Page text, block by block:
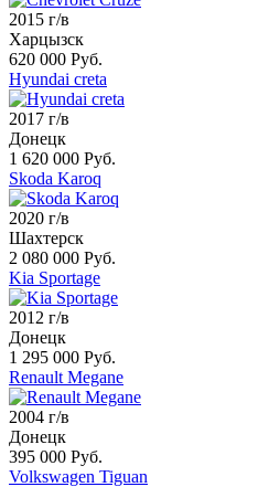
2015 г/в
Харцызск
620 000 Руб.
Hyundai creta
2017 г/в
Донецк
1 620 000 Руб.
Skoda Karoq
2020 г/в
Шахтерск
2 080 000 Руб.
Kia Sportage
2012 г/в
Донецк
1 295 000 Руб.
Renault Megane
2004 г/в
Донецк
395 000 Руб.
Volkswagen Tiguan